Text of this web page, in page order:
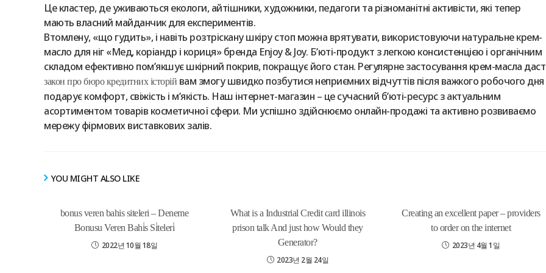
Це кластер, де уживаються екологи, айтішники, художники, педагоги та різноманітні активісти, які тепер
мають власний майданчик для експериментів.
Втомлену, «що гудить», і навіть розтріскану шкіру стоп можна врятувати, використовуючи натуральне крем-
масло для ніг «Мед, коріандр і кориця» бренда Enjoy & Joy. Б’юті-продукт з легкою консистенцією і органічним
складом ефективно пом’якшує шкірний покрив, покращує його стан. Регулярне застосування крем-масла
закон про бюро кредитних історій вам змогу швидко позбутися неприємних відчуттів після важкого робочого дня
подарує комфорт, свіжість і м’якість. Наш інтернет-магазин – це сучасний б’юті-ресурс з актуальним
асортиментом товарів косметичної сфери. Ми успішно здійснюємо онлайн-продажі та активно розвиваємо
мережу фірмових виставкових залів.
YOU MIGHT ALSO LIKE
bonus veren bahis siteleri – Deneme
Bonusu Veren Bahi̇s Si̇teleri̇
2022년 10월 18일
What is a Industrial Credit card illinois
prison talk And just how Would they
Generator?
2023년 2월 24일
Creating an excellent paper – providers
to order on the internet
2023년 4월 1일